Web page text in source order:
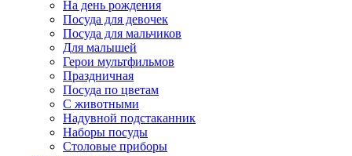
На день рождения
Посуда для девочек
Посуда для мальчиков
Для малышей
Герои мультфильмов
Праздничная
Посуда по цветам
С животными
Надувной подстаканник
Наборы посуды
Столовые приборы